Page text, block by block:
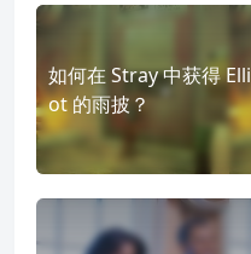
如何在 Stray 中获得 Elli
ot 的雨披？